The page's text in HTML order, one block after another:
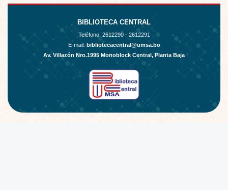
BIBLIOTECA CENTRAL
Teléfono: 2612290 - 2612291
E-mail: bibliotecacentral@umsa.bo
Av. Villazón Nro.1995 Monoblock Central, Planta Baja